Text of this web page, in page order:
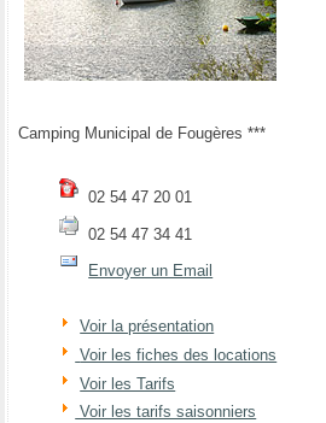
Camping Municipal de Fougères ***
02 54 47 20 01
02 54 47 34 41
Envoyer un Email
Voir la présentation
Voir les fiches des locations
Voir les Tarifs
Voir les tarifs saisonniers